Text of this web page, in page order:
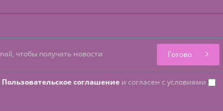
Пользовательское соглашениеи согласен с условиями
Готово